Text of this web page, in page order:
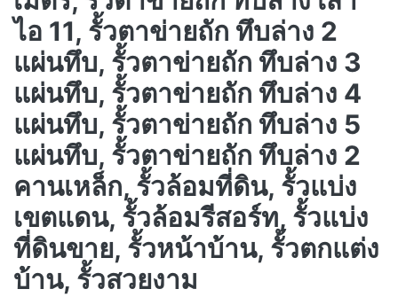
ไอ 11, รั้วตาข่ายถัก ทึบล่าง 2
แผ่นทึบ, รั้วตาข่ายถัก ทึบล่าง 3
แผ่นทึบ, รั้วตาข่ายถัก ทึบล่าง 4
แผ่นทึบ, รั้วตาข่ายถัก ทึบล่าง 5
แผ่นทึบ, รั้วตาข่ายถัก ทึบล่าง 2
คานเหล็ก, รั้วล้อมที่ดิน, รั้วแบ่ง
เขตแดน, รั้วล้อมรีสอร์ท, รั้วแบ่ง
ที่ดินขาย, รั้วหน้าบ้าน, รั้วตกแต่ง
บ้าน, รั้วสวยงาม